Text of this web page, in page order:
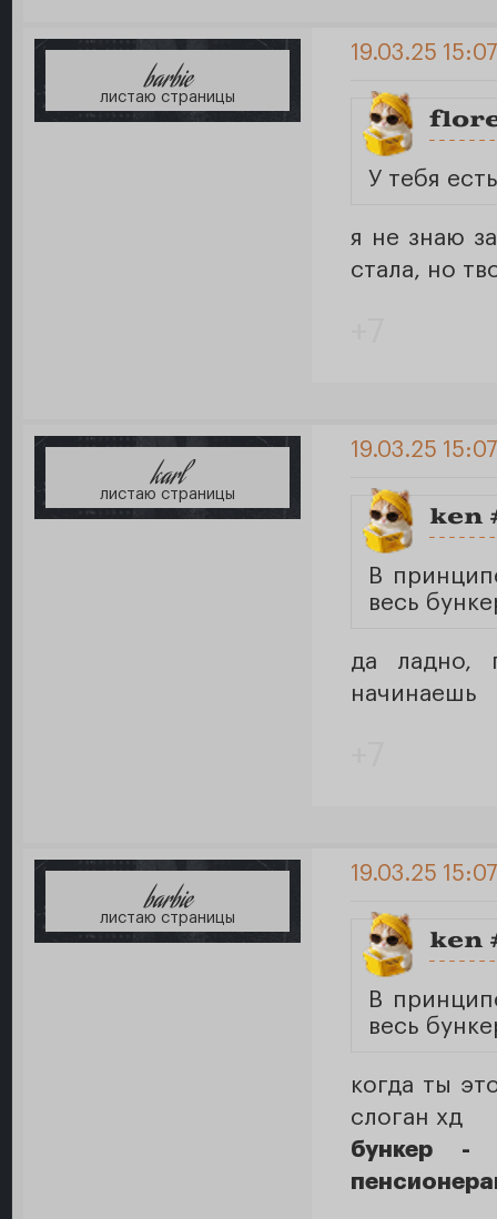
barbie
листаю страницы
19.03.25
У тебя
я не знаю
стала, но
karl
листаю страницы
19.03.25
ken
В
весь
да ладно,
начинаешь
barbie
листаю страницы
19.03.25
ken
В
весь
когда ты
слоган хд
бункер -